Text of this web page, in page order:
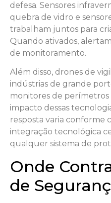
defesa. Sensores
quebra de vidro e
trabalham juntos para
Quando ativados,
de monitoramento.
Além disso, drones de
indústrias de grande
monitores de perímetros
impacto dessas
resposta varia conforme
integração tecnológica
qualquer sistema de
Onde
de